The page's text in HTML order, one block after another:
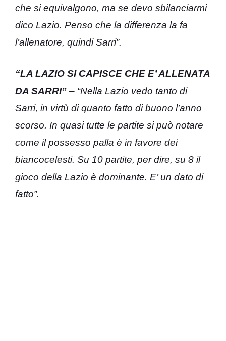
che si equivalgono, ma se devo sbilanciarmi
dico Lazio. Penso che la differenza la fa
l’allenatore, quindi Sarri”.
“LA LAZIO SI CAPISCE CHE E’ ALLENATA
DA SARRI” – “Nella Lazio vedo tanto di
Sarri, in virtù di quanto fatto di buono l’anno
scorso. In quasi tutte le partite si può notare
come il possesso palla è in favore dei
biancocelesti. Su 10 partite, per dire, su 8 il
gioco della Lazio è dominante. E’ un dato di
fatto”.